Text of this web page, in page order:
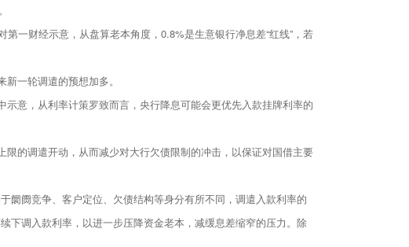
一财经示意，从盘算老本角度，0.8%是生意银行净息差“红线”，若
一轮调遣的预想加多。
意，从利率计策罗致而言，央行降息可能会更优先入款挂牌利率的
的调遣开动，从而减少对大行欠债限制的冲击，以保证对国借主要
阛阓竞争、客户定位、欠债结构等身分有所不同，调遣入款利率的
下调入款利率，以进一步压降资金老本，减缓息差缩窄的压力。除